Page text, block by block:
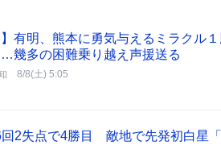
】有明、熊本に勇気与えるミラクル
幾多の困難乗り越え声援送る
8/8(土) 5:05
2失点で4勝目 敵地で先発初白星